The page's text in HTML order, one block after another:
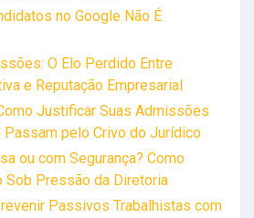
no Google Não É
O Elo Perdido Entre
e Reputação Empresarial
Justificar Suas Admissões
pelo Crivo do Jurídico
ou com Segurança? Como
Sob Pressão da Diretoria
Passivos Trabalhistas com